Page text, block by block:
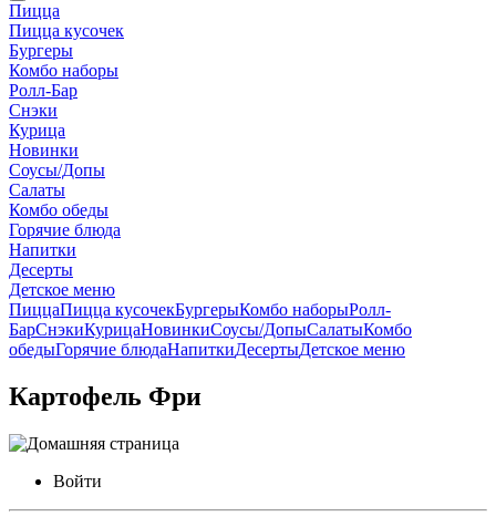
Пицца
Пицца кусочек
Бургеры
Комбо наборы
Ролл-Бар
Снэки
Курица
Новинки
Соусы/Допы
Салаты
Комбо обеды
Горячие блюда
Напитки
Десерты
Детское меню
ПиццаПицца кусочекБургерыКомбо наборыРолл-
БарСнэкиКурицаНовинкиСоусы/ДопыСалатыКомбо
обедыГорячие блюдаНапиткиДесертыДетское меню
Картофель Фри
Войти